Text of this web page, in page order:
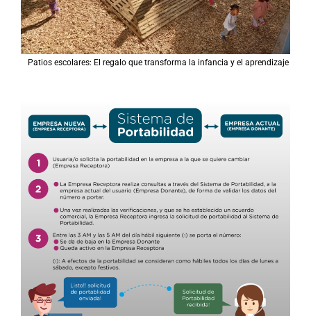
Patios escolares: El regalo que transforma la infancia y el aprendizaje